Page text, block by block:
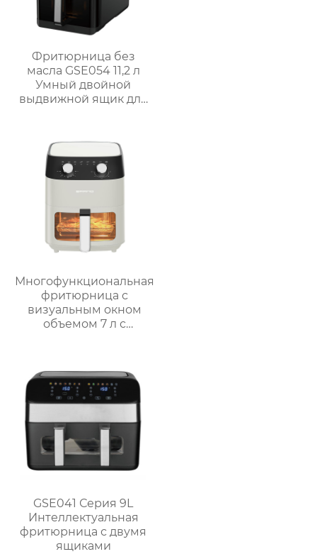
Фритюрница без
масла GSE054 11,2 л
Умный двойной
выдвижной ящик для
Многофункциональная
фритюрница с
визуальным окном
объемом 7 л с
GSE041 Серия 9L
Интеллектуальная
фритюрница с двумя
ящиками